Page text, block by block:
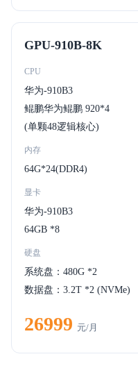
GPU-910B-8K
CPU
华为-910B3
鲲鹏华为鲲鹏 920*4
(单颗48逻辑核心)
内存
64G*24(DDR4)
显卡
华为-910B3
64GB *8
硬盘
系统盘：480G *2
数据盘：3.2T *2 (NVMe)
26999 元/月